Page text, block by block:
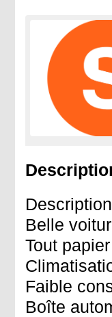
Belle
Tout
Faible
Boîte